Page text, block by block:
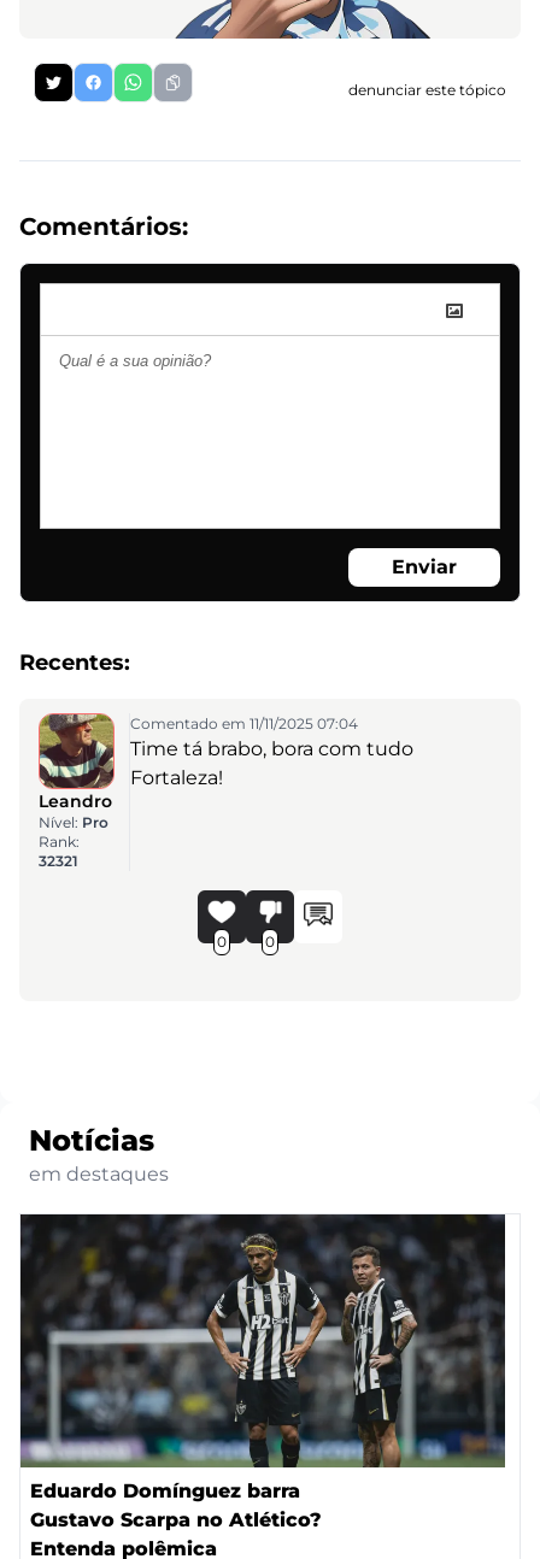
denunciar este tópico
Comentários:
Enviar
Recentes:
Leandro
Nível: Pro
Rank:
32321
Comentado em 11/11/2025 07:04
Time tá brabo, bora com tudo
Fortaleza!
0 0
Notícias
em destaques
Eduardo Domínguez barra
Gustavo Scarpa no Atlético?
Entenda polêmica